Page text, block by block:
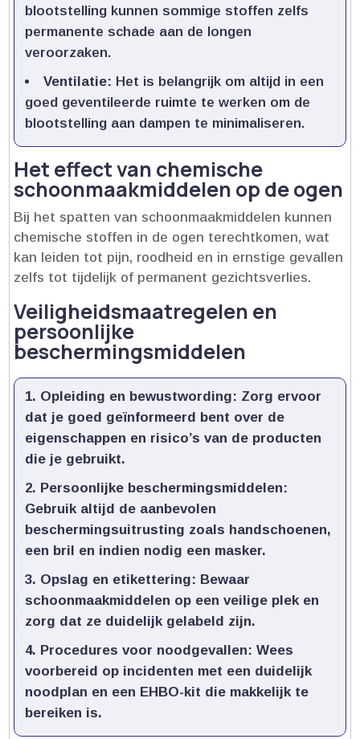
blootstelling kunnen sommige stoffen zelfs
permanente schade aan de longen
veroorzaken.​
Ventilatie: Het is belangrijk om altijd in een
goed geventileerde ruimte te werken om de
blootstelling aan dampen te minimaliseren.​
Het effect van chemische
schoonmaakmiddelen op de ogen
Bij het spatten van schoonmaakmiddelen kunnen
chemische stoffen in de ogen terechtkomen, wat
kan leiden tot pijn, roodheid en in ernstige gevallen
zelfs tot tijdelijk of permanent gezichtsverlies.​
Veiligheidsmaatregelen en
persoonlijke
beschermingsmiddelen
Opleiding en bewustwording: Zorg ervoor
dat je goed geïnformeerd bent over de
eigenschappen en risico’s van de producten
die je gebruikt.​
Persoonlijke beschermingsmiddelen:
Gebruik altijd de aanbevolen
beschermingsuitrusting zoals handschoenen,
een bril en indien nodig een masker.​
Opslag en etikettering: Bewaar
schoonmaakmiddelen op een veilige plek en
zorg dat ze duidelijk gelabeld zijn.​
Procedures voor noodgevallen: Wees
voorbereid op incidenten met een duidelijk
noodplan en een EHBO-kit die makkelijk te
bereiken is.​